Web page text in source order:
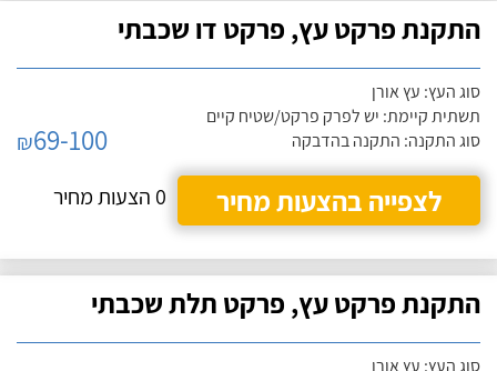
התקנת פרקט עץ, פרקט דו שכבתי
סוג העץ: עץ אורן
תשתית קיימת: יש לפרק פרקט/שטיח קיים
סוג התקנה: התקנה בהדבקה
₪69-100
לצפייה בהצעות מחיר
0 הצעות מחיר
התקנת פרקט עץ, פרקט תלת שכבתי
סוג העץ: עץ אורן